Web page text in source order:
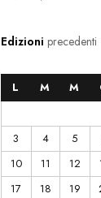
Edizioni precedenti
L M M
3
4 5
10
11 12
17
18 19